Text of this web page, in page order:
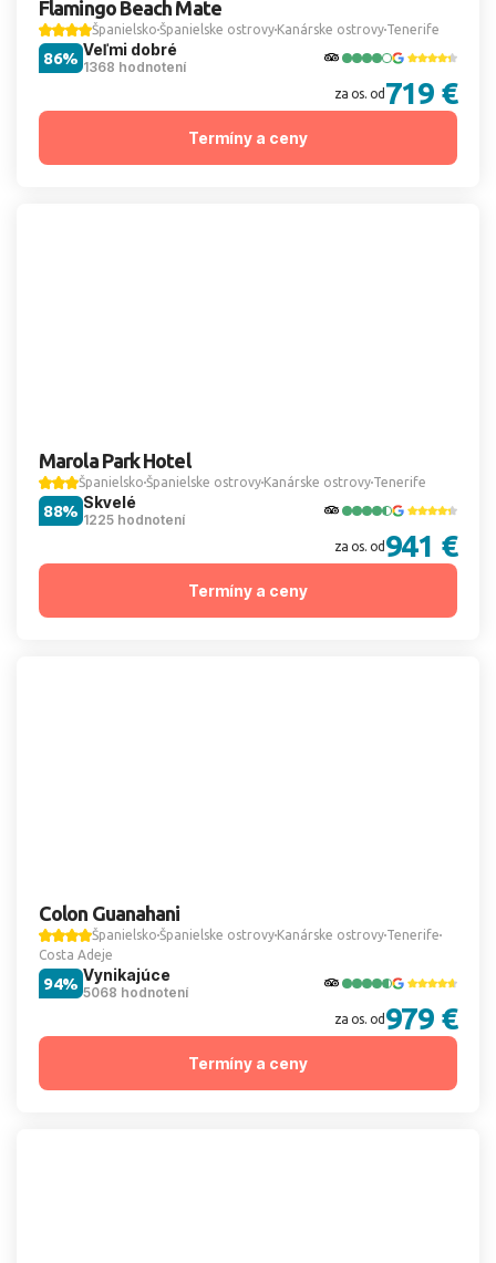
Flamingo Beach Mate
Španielsko Španielske ostrovy Kanárske ostrovy Tenerife
Veľmi dobré
1368 hodnotení
86%
za os. od 719 €
Termíny a ceny
Marola Park Hotel
Španielsko Španielske ostrovy Kanárske ostrovy Tenerife
Skvelé
1225 hodnotení
88%
za os. od 941 €
Termíny a ceny
Colon Guanahani
Španielsko Španielske ostrovy Kanárske ostrovy Tenerife
Costa Adeje
Vynikajúce
5068 hodnotení
94%
za os. od 979 €
Termíny a ceny